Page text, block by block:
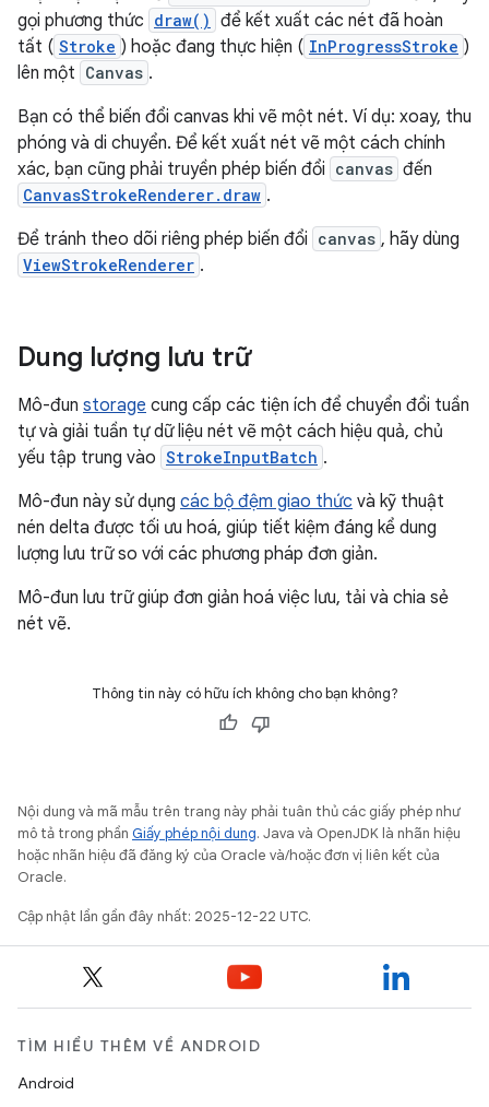
gọi phương thức draw() để kết xuất các nét đã hoàn
tất ( Stroke ) hoặc đang thực hiện ( InProgressStroke )
lên một Canvas .
Bạn có thể biến đổi canvas khi vẽ một nét. Ví dụ: xoay, thu
phóng và di chuyển. Để kết xuất nét vẽ một cách chính
xác, bạn cũng phải truyền phép biến đổi canvas đến
CanvasStrokeRenderer.draw .
Để tránh theo dõi riêng phép biến đổi canvas , hãy dùng
ViewStrokeRenderer .
Dung lượng lưu trữ
Mô-đun storage cung cấp các tiện ích để chuyển đổi tuần
tự và giải tuần tự dữ liệu nét vẽ một cách hiệu quả, chủ
yếu tập trung vào StrokeInputBatch .
Mô-đun này sử dụng các bộ đệm giao thức và kỹ thuật
nén delta được tối ưu hoá, giúp tiết kiệm đáng kể dung
lượng lưu trữ so với các phương pháp đơn giản.
Mô-đun lưu trữ giúp đơn giản hoá việc lưu, tải và chia sẻ
nét vẽ.
Thông tin này có hữu ích không cho bạn không?
Nội dung và mã mẫu trên trang này phải tuân thủ các giấy phép như
mô tả trong phần Giấy phép nội dung. Java và OpenJDK là nhãn hiệu
hoặc nhãn hiệu đã đăng ký của Oracle và/hoặc đơn vị liên kết của
Oracle.
Cập nhật lần gần đây nhất: 2025-12-22 UTC.
TÌM HIỂU THÊM VỀ ANDROID
Android